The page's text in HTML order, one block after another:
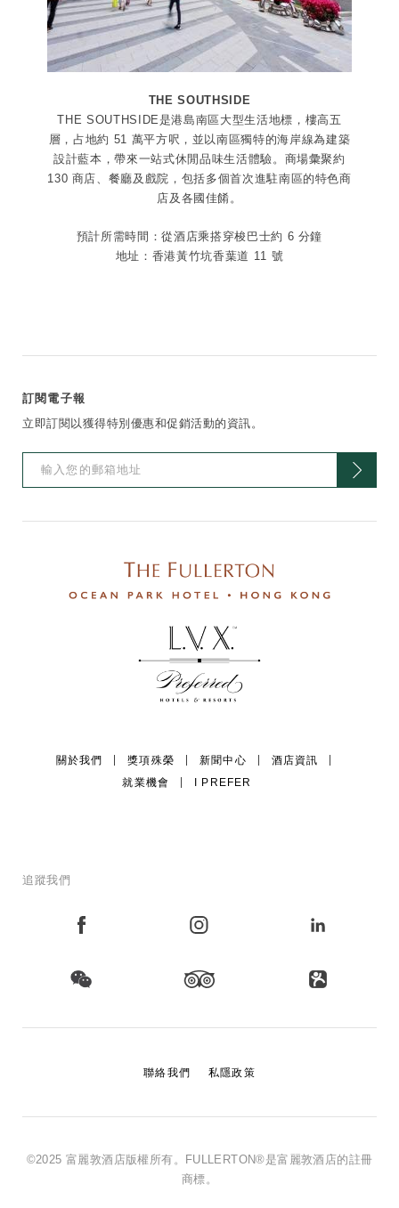
THE SOUTHSIDE
THE SOUTHSIDE是港島南區大型生活地標，樓高五
層，占地約 51 萬平方呎，並以南區獨特的海岸線為建築
設計藍本，帶來一站式休閒品味生活體驗。商場彙聚約
130 商店、餐廳及戲院，包括多個首次進駐南區的特色商
店及各國佳餚。
預計所需時間：從酒店乘搭穿梭巴士約 6 分鐘
地址：香港黃竹坑香葉道 11 號
訂閱電子報
立即訂閱以獲得特別優惠和促銷活動的資訊。
關於我們 獎項殊榮 新聞中心
酒店資訊
就業機會
I PREFER
追蹤我們
聯絡我們 私隱政策
©2025 富麗敦酒店版權所有。FULLERTON®是富麗敦酒店的註冊
商標。